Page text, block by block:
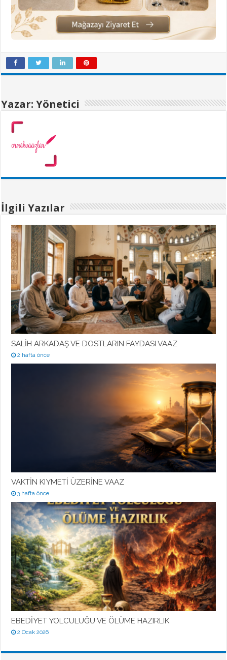
Yazar: Yönetici
İlgili Yazılar
SALİH ARKADAŞ VE DOSTLARIN FAYDASI VAAZ
2 hafta önce
VAKTİN KIYMETİ ÜZERİNE VAAZ
3 hafta önce
EBEDİYET YOLCULUĞU VE ÖLÜME HAZIRLIK
2 Ocak 2026